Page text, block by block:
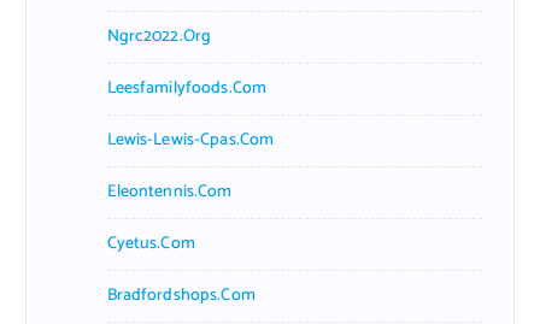
Ngrc2022.org
Leesfamilyfoods.com
Lewis-Lewis-Cpas.com
Eleontennis.com
Cyetus.com
Bradfordshops.com